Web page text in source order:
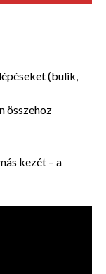
(bulik,
összehoz
kezét – a